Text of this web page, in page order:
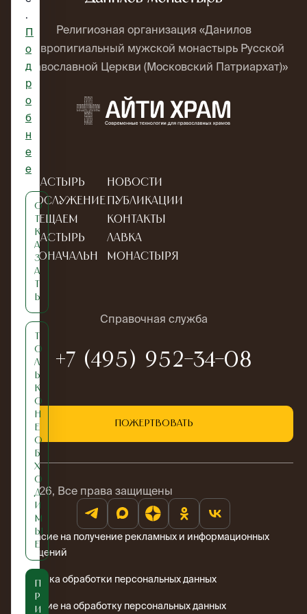
Религиозная организация «Данилов
ставропигиальный мужской монастырь Русской
Православной Церкви (Московский Патриархат)»
Монастырь
Богослужение
Посещаем
монастырь
Новоначальн
Новости
Публикации
Контакты
Лавка
монастыря
Справочная служба
+7 (495) 952-34-08
Пожертвовать
© 2026, Все права защищены
Согласие на получение рекламных и информационных
сообщений
Политика обработки персональных данных
Согласие на обработку персональных данных
.
П
о
д
р
о
б
н
е
е
О
т
к
а
з
а
т
ь
Т
о
л
ь
к
о
н
е
о
б
х
о
д
и
м
ы
е
П
р
и